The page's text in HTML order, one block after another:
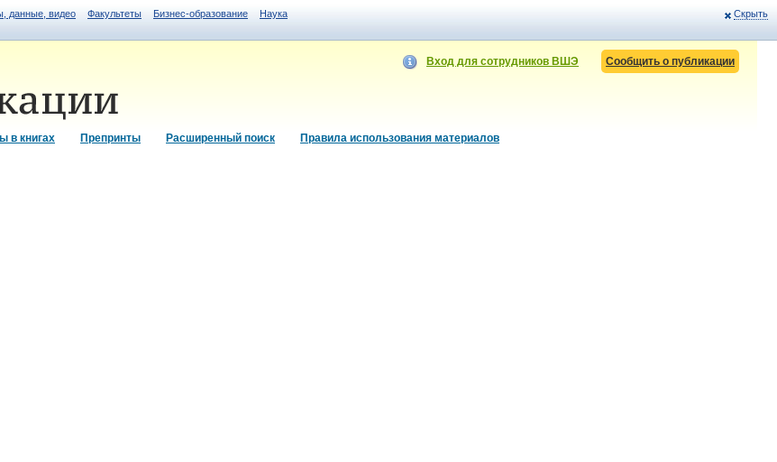
Скрыть
данные, видео Факультеты Бизнес-образование Наука
Сообщить о публикации
Вход для сотрудников ВШЭ
в книгах Препринты Расширенный поиск Правила использования материалов